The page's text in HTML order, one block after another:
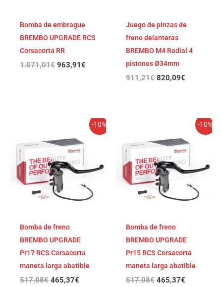
Bomba de embrague
BREMBO UPGRADE RCS
Corsacorta RR
1.071,01€ 963,91€
Juego de pinzas de
freno delanteras
BREMBO M4 Radial 4
pistones Ø34mm
911,21€ 820,09€
-10%
Bomba de freno
BREMBO UPGRADE
Pr17 RCS Corsacorta
maneta larga abatible
517,08€
original
era:
517,08€.
465,37€
precio
actual
es:
465,37€.
-10%
Bomba de freno
BREMBO UPGRADE
Pr15 RCS Corsacorta
maneta larga abatible
517,08€
original
era:
517,08€.
465,37€
precio
actual
es:
465,37€.